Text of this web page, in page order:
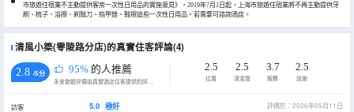
市旅遊住宿業不主動提供客房一次性日用品的實施意見》，2019年7月1日起，上海市旅遊住宿業將不再主動提供牙
刷、梳子、浴擦、剃鬚刀、指甲銼、鞋擦這些一次性日用品。若需要可諮詢酒店。
清風小築(零陵路分店)的真實住客評論(4)
2.8 /5分 95% 的人推薦
永安旅遊評價由真實酒店住客提供的評價。
2.5
位置
2.5
清潔度
3.7
服務
2.5
設施
訪客
5.0 極好
評價於：2026年05月11日